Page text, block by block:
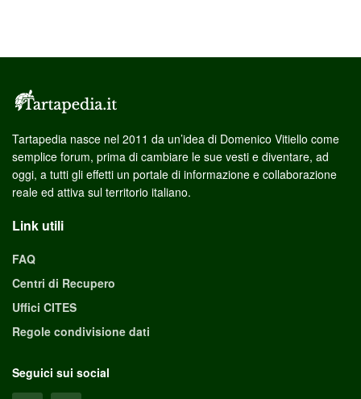
Tartapedia nasce nel 2011 da un’idea di Domenico Vitiello come
semplice forum, prima di cambiare le sue vesti e diventare, ad
oggi, a tutti gli effetti un portale di informazione e collaborazione
reale ed attiva sul territorio italiano.
Link utili
FAQ
Centri di Recupero
Uffici CITES
Regole condivisione dati
Seguici sui social